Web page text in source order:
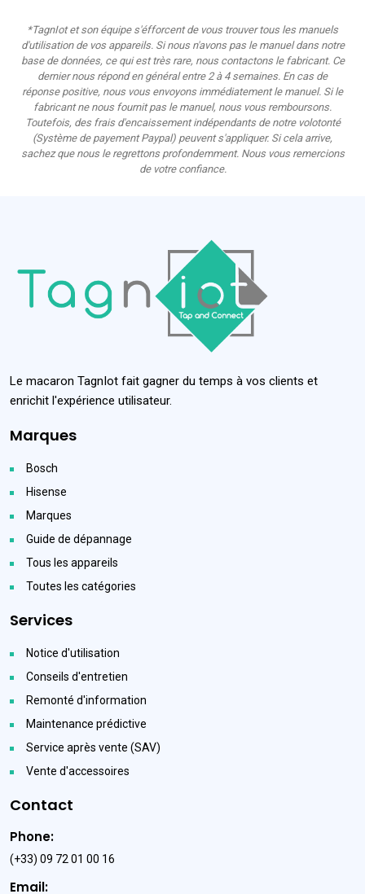
*TagnIot et son équipe s'éfforcent de vous trouver tous les manuels
d'utilisation de vos appareils. Si nous n'avons pas le manuel dans notre
base de données, ce qui est très rare, nous contactons le fabricant. Ce
dernier nous répond en général entre 2 à 4 semaines. En cas de
réponse positive, nous vous envoyons immédiatement le manuel. Si le
fabricant ne nous fournit pas le manuel, nous vous remboursons.
Toutefois, des frais d'encaissement indépendants de notre volotonté
(Système de payement Paypal) peuvent s'appliquer. Si cela arrive,
sachez que nous le regrettons profondemment. Nous vous remercions
de votre confiance.
Le macaron TagnIot fait gagner du temps à vos clients et
enrichit l'expérience utilisateur.
Marques
Bosch
Hisense
Marques
Guide de dépannage
Tous les appareils
Toutes les catégories
Services
Notice d'utilisation
Conseils d'entretien
Remonté d'information
Maintenance prédictive
Service après vente (SAV)
Vente d'accessoires
Contact
Phone:
(+33) 09 72 01 00 16
Email: